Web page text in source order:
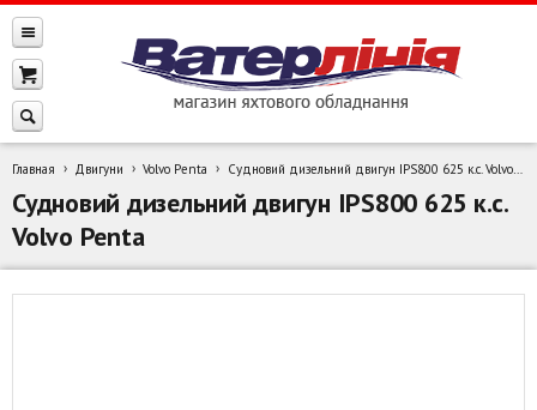
Главная Двигуни Volvo Penta Судновий дизельний двигун IPS800 625 к.с. Volvo Penta
Судновий дизельний двигун IPS800 625 к.с.
Volvo Penta